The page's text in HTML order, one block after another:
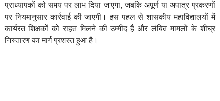
प्राध्यापकों को समय पर लाभ दिया जाएगा, जबकि अपूर्ण या अपात्र प्रकरणों
पर नियमानुसार कार्रवाई की जाएगी। इस पहल से शासकीय महाविद्यालयों में
कार्यरत शिक्षकों को राहत मिलने की उम्मीद है और लंबित मामलों के शीघ्र
निस्तारण का मार्ग प्रशस्त हुआ है।